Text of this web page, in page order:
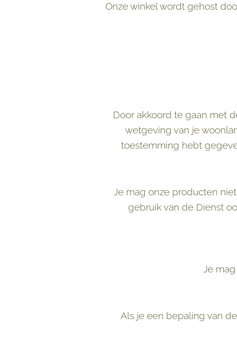
Onze winkel wordt gehost
Door akkoord te gaan met
wetgeving van je
toestemming hebt
Je mag onze producten
gebruik van de Dienst
Je
Als je een bepaling van